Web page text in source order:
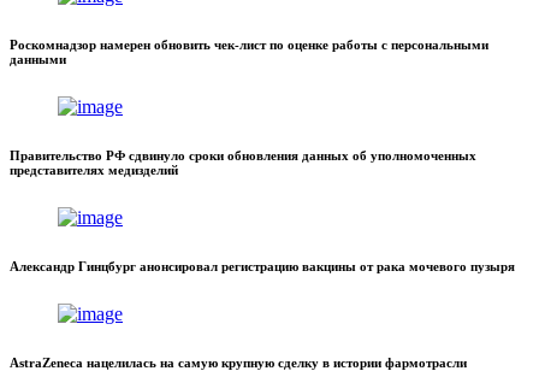
Роскомнадзор намерен обновить чек-лист по оценке работы с персональными
данными
Правительство РФ сдвинуло сроки обновления данных об уполномоченных
представителях медизделий
Александр Гинцбург анонсировал регистрацию вакцины от рака мочевого пузыря
AstraZeneca нацелилась на самую крупную сделку в истории фармотрасли